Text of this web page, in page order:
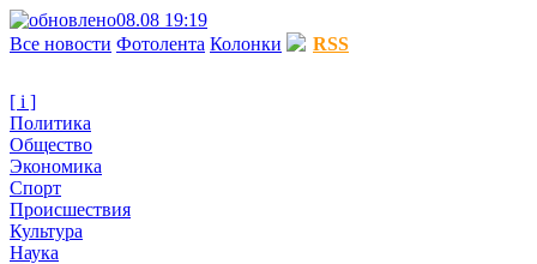
08.08 19:19
Все новости Фотолента Колонки RSS
[ i ]
Политика
Общество
Экономика
Спорт
Происшествия
Культура
Наука